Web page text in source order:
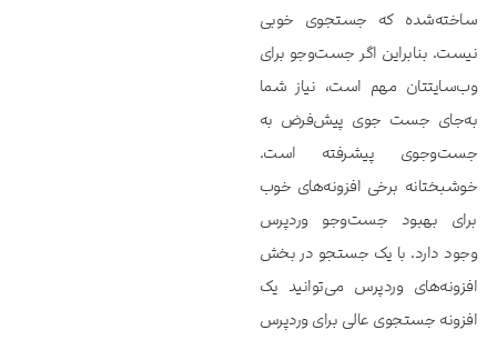
ساخته‌شده که جستجوی خوبی
نیست. بنابراین اگر جست‌وجو برای
وب‌سایتتان مهم است، نیاز شما
به‌جای جست جوی پیش‌فرض به
جست‌وجوی پیشرفته است.
خوشبختانه برخی افزونه‌های خوب
برای بهبود جست‌وجو وردپرس
وجود دارد. با یک جستجو در بخش
افزونه‌های وردپرس می‌توانید یک
افزونه جستجوی عالی برای وردپرس